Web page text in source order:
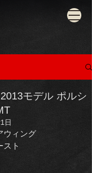
モデル ポルシ
日
ウィング
スト